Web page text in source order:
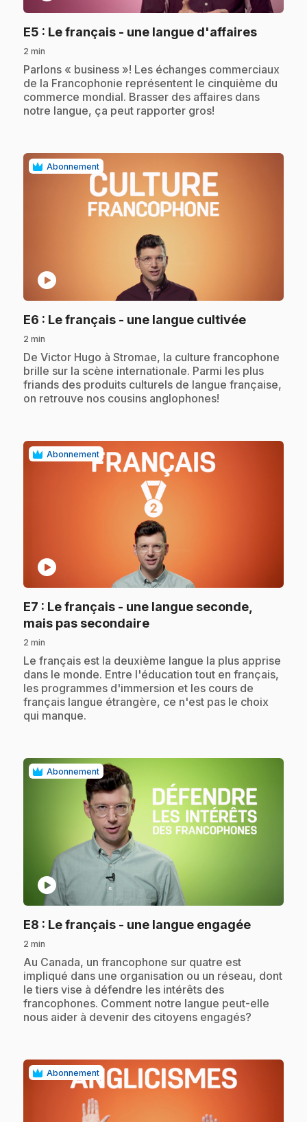
E5 : Le français - une langue d'affaires.
2 min
.Parlons « business »! Les échanges commerciaux
de la Francophonie représentent le cinquième du
commerce mondial. Brasser des affaires dans
notre langue, ça peut rapporter gros!
Abonnement
play_circle
E6 : Le français - une langue cultivée.
2 min
.De Victor Hugo à Stromae, la culture francophone
brille sur la scène internationale. Parmi les plus
friands des produits culturels de langue française,
on retrouve nos cousins anglophones!
Abonnement
play_circle
E7 : Le français - une langue seconde,
mais pas secondaire.
2 min
.Le français est la deuxième langue la plus apprise
dans le monde. Entre l'éducation tout en français,
les programmes d'immersion et les cours de
français langue étrangère, ce n'est pas le choix
qui manque.
Abonnement
play_circle
E8 : Le français - une langue engagée.
2 min
.Au Canada, un francophone sur quatre est
impliqué dans une organisation ou un réseau, dont
le tiers vise à défendre les intérêts des
francophones. Comment notre langue peut-elle
nous aider à devenir des citoyens engagés?
Abonnement